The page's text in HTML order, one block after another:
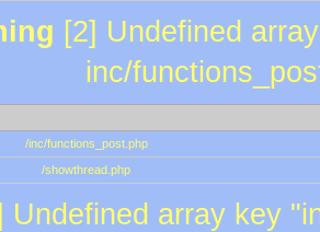
[2] Undefined
inc/
/inc/functions_post.php
/showthread.php
Undefined array key